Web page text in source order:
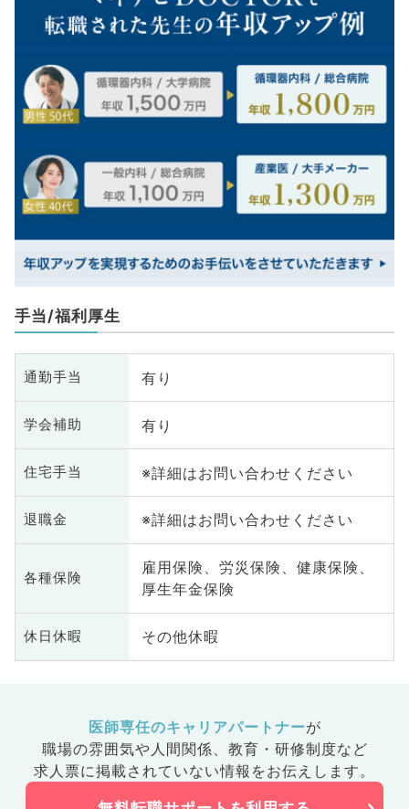
手当/福利厚生
通勤手当 有り
学会補助 有り
住宅手当 ※詳細はお問い合わせください
退職金 ※詳細はお問い合わせください
各種保険
雇用保険、労災保険、健康保険、
厚生年金保険
休日休暇 その他休暇
医師専任のキャリアパートナーが
職場の雰囲気や人間関係、 教育・研修制度など
求人票に掲載されていない情報をお伝えします。